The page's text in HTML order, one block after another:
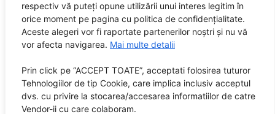
respectiv vă puteți opune utilizării unui interes legitim în
orice moment pe pagina cu politica de confidențialitate.
Aceste alegeri vor fi raportate partenerilor noștri și nu vă
vor afecta navigarea. Mai multe detalii
Prin click pe “ACCEPT TOATE”, acceptati folosirea tuturor
Tehnologiilor de tip Cookie, care implica inclusiv acceptul
dvs. cu privire la stocarea/accesarea informatiilor de catre
Vendor-ii cu care colaboram.